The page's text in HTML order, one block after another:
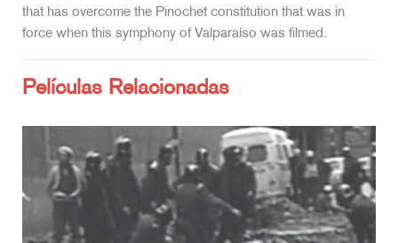
that has overcome the Pinochet constitution that was in
force when this symphony of Valparaíso was filmed.
Películas Relacionadas